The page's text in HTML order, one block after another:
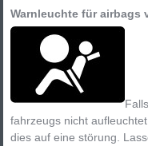
Warnleuchte für airbags
fahrzeugs nicht
dies auf eine störung.